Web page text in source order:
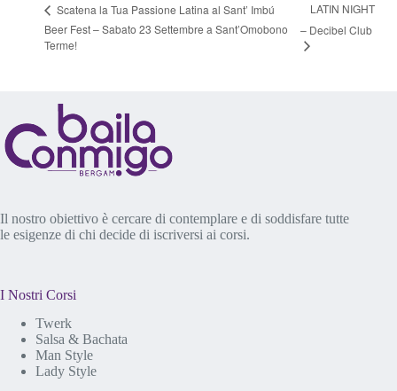
Scatena la Tua Passione Latina al Sant’ Imbú
Beer Fest – Sabato 23 Settembre a Sant’Omobono
Terme!
LATIN NIGHT
– Decibel Club
Il nostro obiettivo è cercare di contemplare e di soddisfare tutte
le esigenze di chi decide di iscriversi ai corsi.
I Nostri Corsi
Twerk
Salsa & Bachata
Man Style
Lady Style